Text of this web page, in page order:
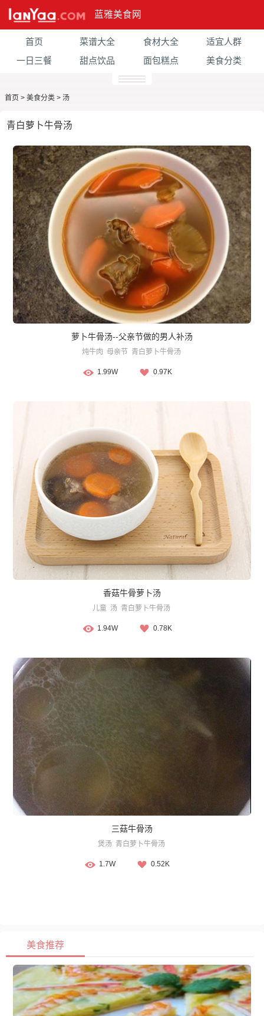
蓝雅美食网
首页 菜谱大全 食材大全
适宜人群
一日三餐
甜点饮品 面包糕点 美食分类
首页 > 美食分类 > 汤
青白萝卜牛骨汤
萝卜牛骨汤--父亲节做的男人补汤
炖牛肉 母亲节 青白萝卜牛骨汤
1.99W 0.97K
香菇牛骨萝卜汤
儿童 汤 青白萝卜牛骨汤
1.94W 0.78K
三菇牛骨汤
煲汤 青白萝卜牛骨汤
1.7W 0.52K
美食推荐